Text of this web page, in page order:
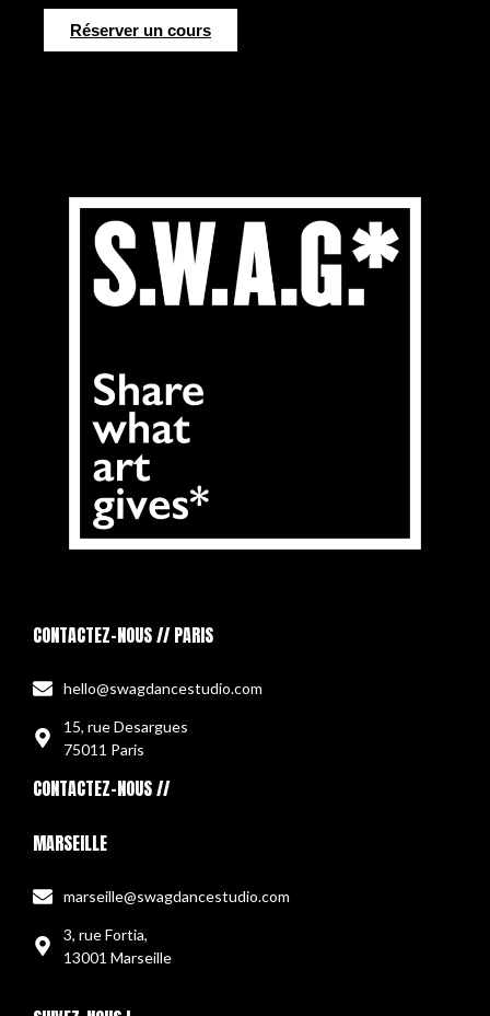
Réserver un cours
CONTACTEZ-NOUS // PARIS
hello@swagdancestudio.com
15, rue Desargues
75011 Paris
CONTACTEZ-NOUS //
MARSEILLE
marseille@swagdancestudio.com
3, rue Fortia,
13001 Marseille